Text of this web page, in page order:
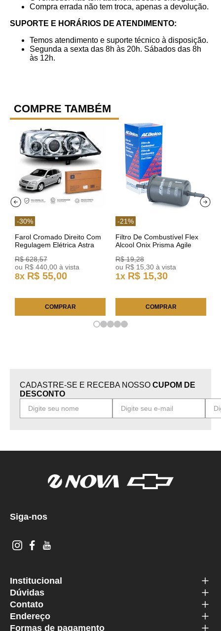
Compra errada não tem troca, apenas a devolução.
SUPORTE E HORÁRIOS DE ATENDIMENTO:
Temos atendimento e suporte técnico à disposição.
Segunda a sexta das 8h às 20h. Sábados das 8h
às 12h.
COMPRE TAMBÉM
-30%
Farol Cromado Direito Com
Regulagem Elétrica Astra
R$ 628,57
ou R$ 440 00 à vista
8x R$ 55,00
COMPRAR
-21%
Filtro De Combustível Flex
Alcool Onix Prisma Agile
25FC0225 ACDelco
R$ 19,28
ou R$ 15 30 à vista
1x R$ 15,30
COMPRAR
CADASTRE-SE E RECEBA NOSSO CUPOM DE
DESCONTO
Siga-nos
Institucional
Dúvidas
Contato
Endereço
Formas de pagamento